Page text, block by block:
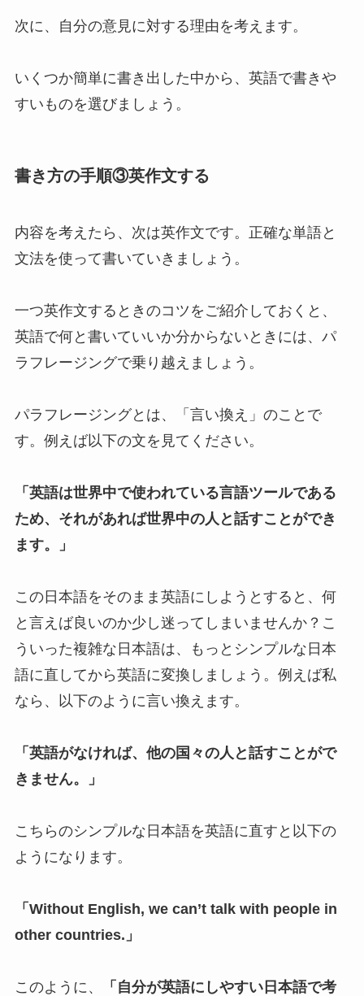
次に、自分の意見に対する理由を考えます。
いくつか簡単に書き出した中から、英語で書きや
すいものを選びましょう。
書き方の手順③英作文する
内容を考えたら、次は英作文です。正確な単語と
文法を使って書いていきましょう。
一つ英作文するときのコツをご紹介しておくと、
英語で何と書いていいか分からないときには、パ
ラフレージングで乗り越えましょう。
パラフレージングとは、「言い換え」のことで
す。例えば以下の文を見てください。
「英語は世界中で使われている言語ツールである
ため、それがあれば世界中の人と話すことができ
ます。」
この日本語をそのまま英語にしようとすると、何
と言えば良いのか少し迷ってしまいませんか？こ
ういった複雑な日本語は、もっとシンプルな日本
語に直してから英語に変換しましょう。例えば私
なら、以下のように言い換えます。
「英語がなければ、他の国々の人と話すことがで
きません。」
こちらのシンプルな日本語を英語に直すと以下の
ようになります。
「Without English, we can’t talk with people in
other countries.」
このように、
「自分が英語にしやすい日本語で考